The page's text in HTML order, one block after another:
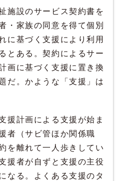
施設のサービス契約書を
・家族の同意を得て個別
に基づく支援により利用
とある。契約によるサー
画に基づく支援に置き換
だ。かような「支援」は
援計画による支援が始ま
者（サビ管ほか関係職
を離れて一人歩きしてい
援者が自ずと支援の主役
なる。よくある支援のタ